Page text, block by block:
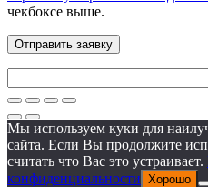
чекбоксе выше.
Мы используем куки для
сайта. Если Вы продолжите
считать что Вас это устраивает.
конфиденциальности Хорошо